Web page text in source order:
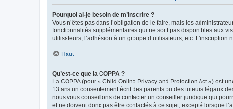
Pourquoi ai-je besoin de m’inscrire ?
Vous n’êtes pas dans l’obligation de le faire, mais les
fonctionnalités supplémentaires qui ne sont pas disponibles aux
utilisateurs, l’adhésion à un groupe d’utilisateurs, etc.
Haut
Qu’est-ce que la COPPA ?
La COPPA (pour « Child Online Privacy and Protection Act ») est
13 ans un consentement écrit des parents ou des tuteurs légaux
nous vous conseillons de contacter un conseiller juridique qui
et ne doivent donc pas être contactés à ce sujet, excepté lorsque